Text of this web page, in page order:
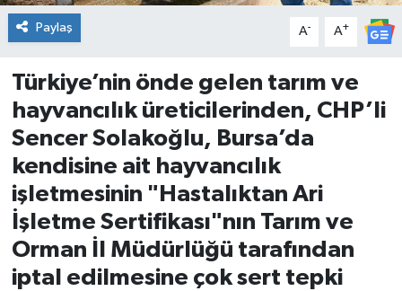
Paylaş A- A+
Türkiye’nin önde gelen tarım ve
hayvancılık üreticilerinden, CHP’li
Sencer Solakoğlu, Bursa’da
kendisine ait hayvancılık
işletmesinin "Hastalıktan Ari
İşletme Sertifikası"nın Tarım ve
Orman İl Müdürlüğü tarafından
iptal edilmesine çok sert tepki
Gömeç
Gönen
Havran
İvrindi
KENT GÜNDEMİ
Kepsut